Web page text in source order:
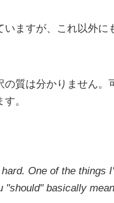
ますが、これ以外に
質は分かりません。
。
One of the things
"should" basically